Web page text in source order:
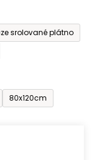
srolované plátno
80x120cm